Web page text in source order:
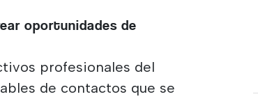
oportunidades de
profesionales del
de contactos que se